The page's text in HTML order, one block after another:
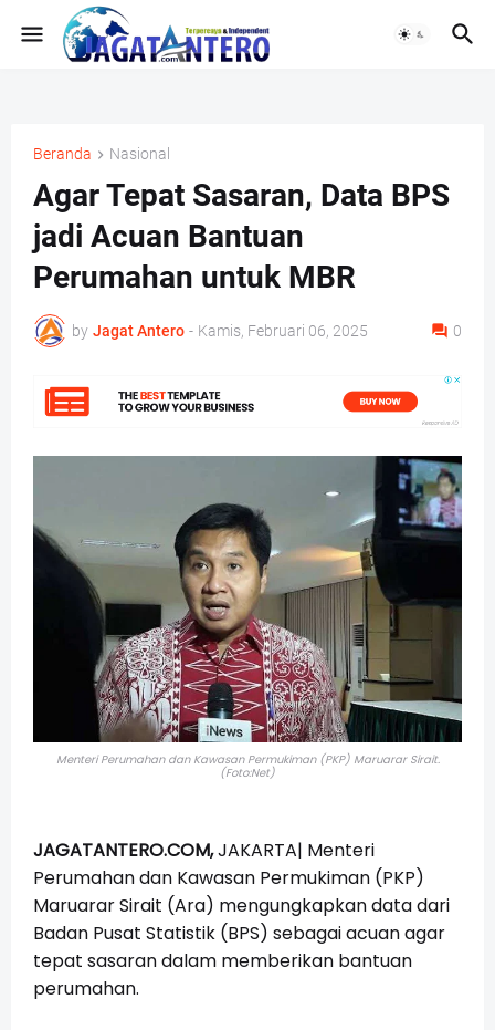
Beranda Nasional
Agar Tepat Sasaran, Data BPS
jadi Acuan Bantuan
Perumahan untuk MBR
by Jagat Antero - Kamis, Februari 06, 2025 0
Menteri Perumahan dan Kawasan Permukiman (PKP) Maruarar Sirait.
(Foto:Net)
JAGATANTERO.COM,JAKARTA| Menteri
Perumahan dan Kawasan Permukiman (PKP)
Maruarar Sirait (Ara) mengungkapkan data dari
Badan Pusat Statistik (BPS) sebagai acuan agar
tepat sasaran dalam memberikan bantuan
perumahan.